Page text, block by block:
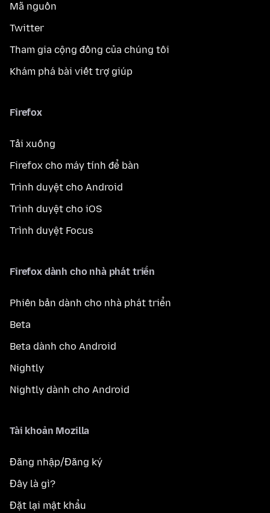
Mã nguồn
Twitter
Tham gia cộng đồng của chúng tôi
Khám phá bài viết trợ giúp
Firefox
Tải xuống
Firefox cho máy tính để bàn
Trình duyệt cho Android
Trình duyệt cho iOS
Trình duyệt Focus
Firefox dành cho nhà phát triển
Phiên bản dành cho nhà phát triển
Beta
Beta dành cho Android
Nightly
Nightly dành cho Android
Tài khoản Mozilla
Đăng nhập/Đăng ký
Đây là gì?
Đặt lại mật khẩu